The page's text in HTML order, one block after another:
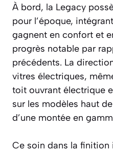
À bord, la Legacy
pour l’époque,
gagnent en confort et
progrès notable par
précédents. La
vitres électriques,
toit ouvrant électrique
sur les modèles haut
d’une montée en
Ce soin dans la finition